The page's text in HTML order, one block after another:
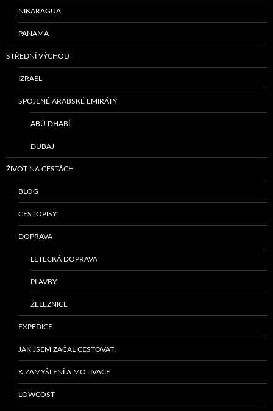
NIKARAGUA
PANAMA
STŘEDNÍ VÝCHOD
IZRAEL
SPOJENÉ ARABSKÉ EMIRÁTY
ABÚ DHABÍ
DUBAJ
ŽIVOT NA CESTÁCH
BLOG
CESTOPISY
DOPRAVA
LETECKÁ DOPRAVA
PLAVBY
ŽELEZNICE
EXPEDICE
JAK JSEM ZAČAL CESTOVAT!
K ZAMYŠLENÍ A MOTIVACE
LOWCOST